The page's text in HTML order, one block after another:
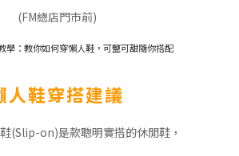
(FM總店門市前)
人鞋穿搭建議
(Slip-on)是款聰明實搭的休閒鞋，